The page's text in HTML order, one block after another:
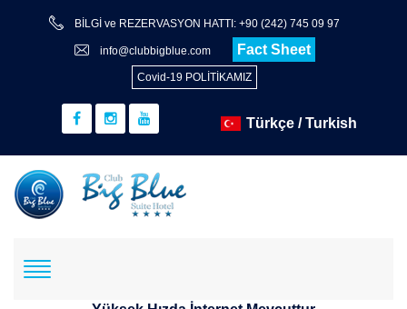
BİLGİ ve REZERVASYON HATTI: +90 (242) 745 09 97
info@clubbigblue.com Fact Sheet
Covid-19 POLİTİKAMIZ